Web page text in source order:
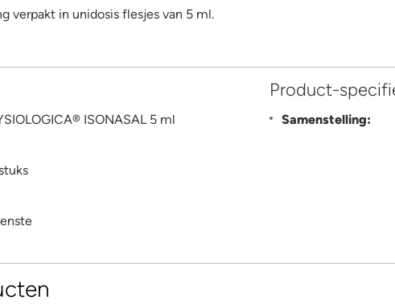
verpakt in unidosis flesjes van 5 ml.
ISONASAL 5 ml
Product-
Samenstelling: